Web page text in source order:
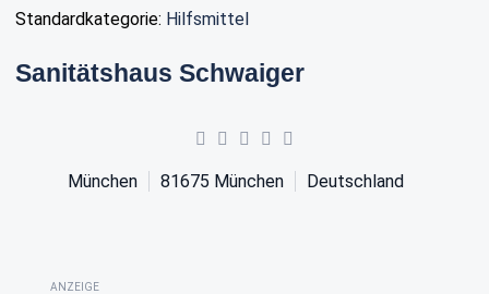
Standardkategorie: Hilfsmittel
Sanitätshaus Schwaiger
München 81675 München Deutschland
ANZEIGE